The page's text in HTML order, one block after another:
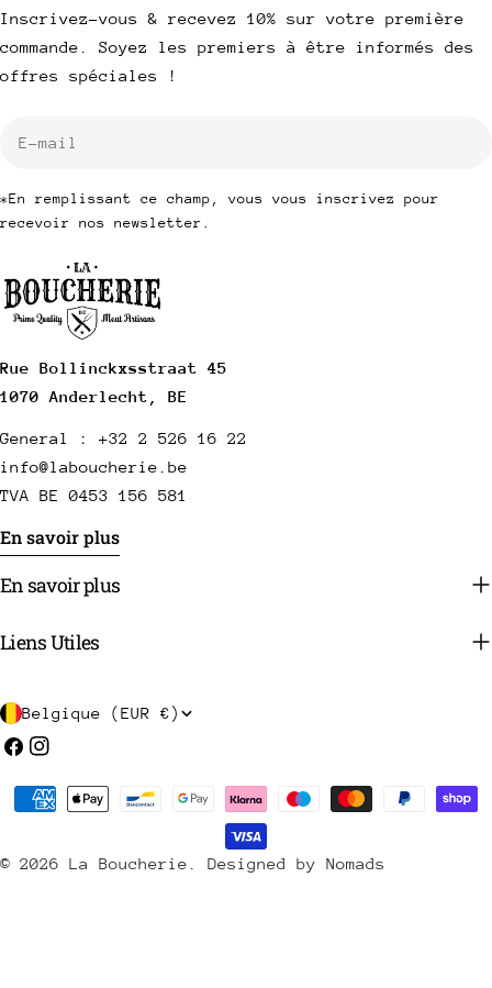
Rue Bollinckxsstraat 45
1070 Anderlecht, BE
General : +32 2 526 16 22
info@laboucherie.be
TVA BE 0453 156 581
En savoir plus
En savoir plus
Liens Utiles
Inscrivez-vous & recevez 10% sur votre première
commande. Soyez les premiers à être informés des
offres spéciales !
*En remplissant ce champ, vous vous inscrivez pour
recevoir nos newsletter.
P
a
/
Belgique (EUR €)
Facebook
Instagram
© 2026 La Boucherie Designed by Nomads
Méthodes
payement